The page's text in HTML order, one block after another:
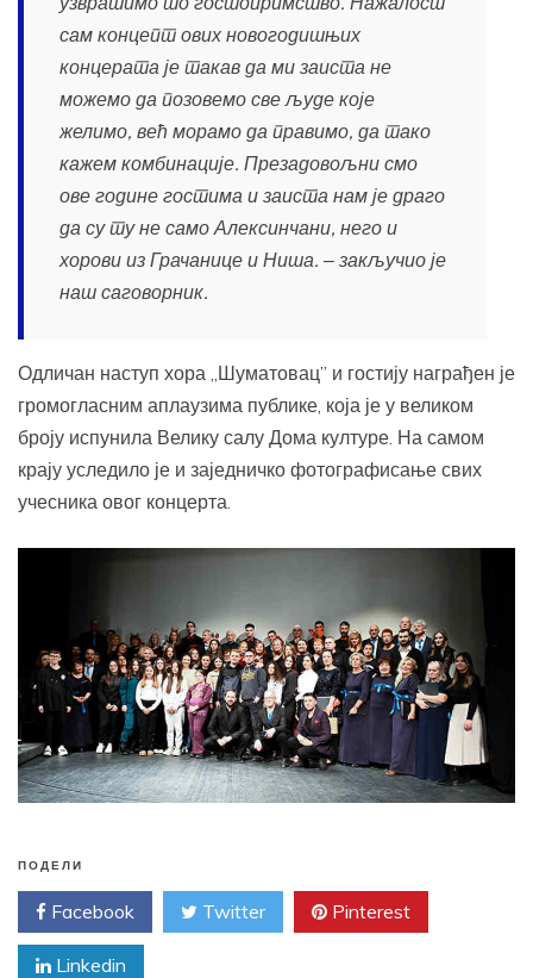
сам концепт ових новогодишњих
концерата је такав да ми заиста не
можемо да позовемо све људе које
желимо, већ морамо да правимо, да тако
кажем комбинације. Презадовољни смо
ове године гостима и заиста нам је драго
да су ту не само Алексинчани, него и
хорови из Грачанице и Ниша. ‒ закључио је
наш саговорник.
Одличан наступ хора „Шуматовац” и гостију награђен је
громогласним аплаузима публике, која је у великом
броју испунила Велику салу Дома културе. На самом
крају уследило је и заједничко фотографисање свих
учесника овог концерта.
ПОДЕЛИ
Facebook Twitter Pinterest
Linkedin